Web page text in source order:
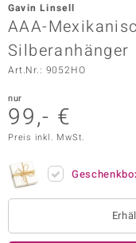
Vogue
Paraíso
Gavin Linsell
AAA-
Silberanhänger
Art.Nr.: 9052HO
nur
99,- €
Preis inkl. MwSt.